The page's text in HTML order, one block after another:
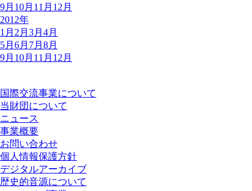
9月 10月 11月 12月
2012年
1月 2月 3月 4月
5月 6月 7月 8月
9月 10月 11月 12月
国際交流事業について
当財団について
ニュース
事業概要
お問い合わせ
個人情報保護方針
デジタルアーカイブ
歴史的音源について